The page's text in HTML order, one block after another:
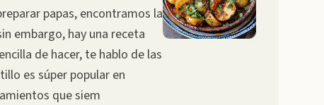
papas, encontramos la
embargo, hay una receta
de hacer, te hablo de las
es súper popular en
que siem